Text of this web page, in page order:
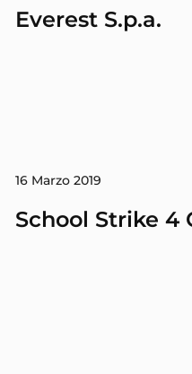
Everest S.p.a.
16 Marzo 2019
School Strike 4